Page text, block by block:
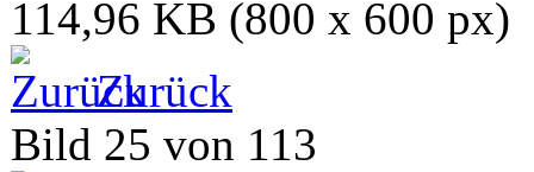
114,96 KB (800 x 600 px)
Zurück
Bild 25 von 113